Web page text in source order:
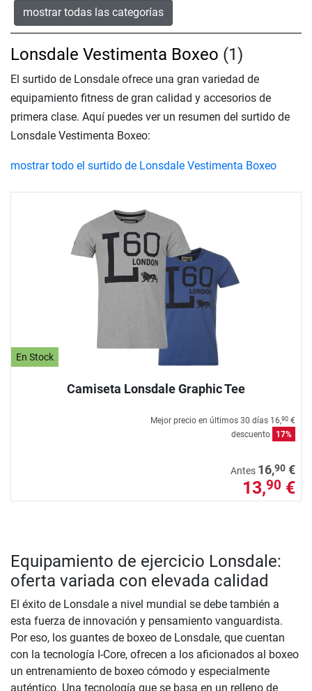
mostrar todas las categorías
En Stock
Camiseta Lonsdale Graphic Tee
Mejor precio en últimos 30 días 16,90 €
descuento
17%
Antes 16,90 €
13,90 €
Lonsdale Vestimenta Boxeo (1)
El surtido de Lonsdale ofrece una gran variedad de
equipamiento fitness de gran calidad y accesorios de
primera clase. Aquí puedes ver un resumen del surtido de
Lonsdale Vestimenta Boxeo:
mostrar todo el surtido de Lonsdale Vestimenta Boxeo
Equipamiento de ejercicio Lonsdale:
oferta variada con elevada calidad
El éxito de Lonsdale a nivel mundial se debe también a
esta fuerza de innovación y pensamiento vanguardista.
Por eso, los guantes de boxeo de Lonsdale, que cuentan
con la tecnología I-Core, ofrecen a los aficionados al boxeo
un entrenamiento de boxeo cómodo y especialmente
auténtico. Una tecnología que se basa en un relleno de